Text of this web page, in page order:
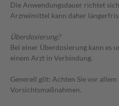
Die Anwendungsdauer richtet
Arzneimittel kann daher
Überdosierung?
Bei einer Überdosierung kann es
einem Arzt in Verbindung.
Generell gilt: Achten Sie vor
Vorsichtsmaßnahmen.